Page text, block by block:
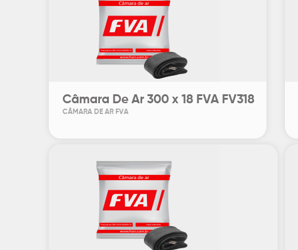
Câmara De Ar 300 x 18 FVA FV318
CÂMARA DE AR FVA